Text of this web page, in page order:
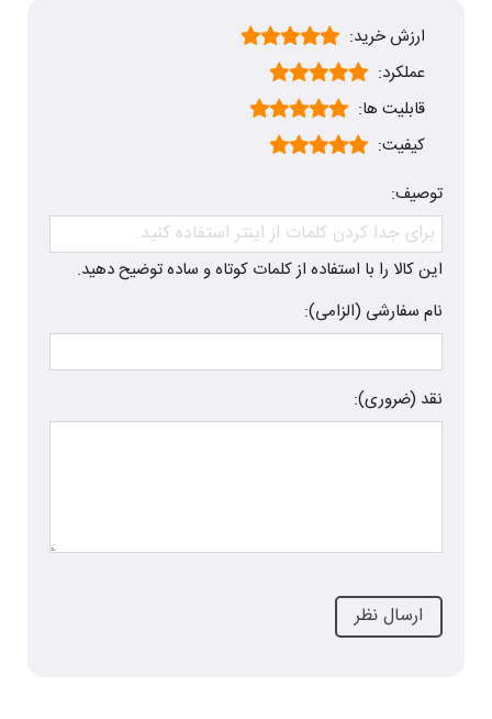
ارزش خرید:
عملکرد:
قابلیت ها:
کیفیت:
توصیف:
این کالا را با استفاده از کلمات کوتاه و ساده توضیح دهید.
نام سفارشی (الزامی):
نقد (ضروری):